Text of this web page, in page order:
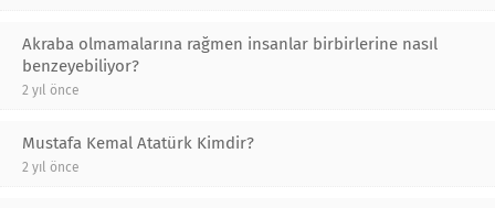
Akraba olmamalarına rağmen insanlar birbirlerine nasıl
benzeyebiliyor?
2 yıl önce
Mustafa Kemal Atatürk Kimdir?
2 yıl önce